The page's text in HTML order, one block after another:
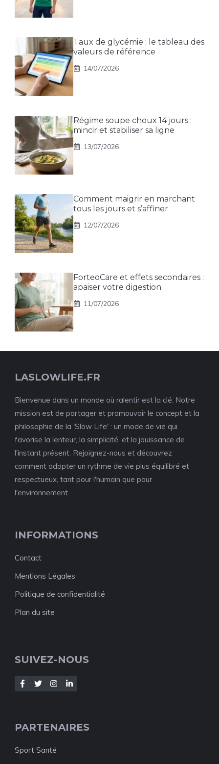
Taux de glycémie : le tableau des
valeurs de référence
14/07/2026
Régime soupe choux 14 jours :
mincir et stabiliser sa ligne
13/07/2026
Comment maigrir en marchant
tous les jours et s’affiner
12/07/2026
ForteoCare et effets secondaires :
apaiser votre digestion
11/07/2026
LASLOWLIFE.FR
Bienvenue dans un monde où ralentir est la clé. Notre
mission est de partager et promouvoir le concept et la
philosophie de la 'Slow Life' : un mode de vie qui
favorise la lenteur, la simplicité, et la jouissance de
l'instant présent. Rejoignez-nous et découvrez
comment adopter un rythme de vie plus équilibré et
respectueux, tant pour l'humain que pour
l'environnement.
INFORMATIONS
Contact
Mentions Légales
Politique de confidentialité
Plan du site
SUIVEZ-NOUS
PARTENAIRES
Sport Santé